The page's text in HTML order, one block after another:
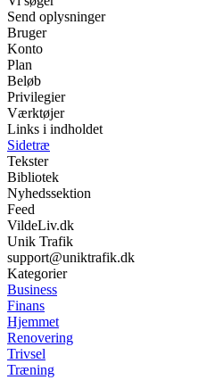
Send oplysninger
Bruger
Konto
Plan
Beløb
Privilegier
Værktøjer
Links i indholdet
Sidetræ
Tekster
Bibliotek
Nyhedssektion
Feed
VildeLiv.dk
Unik Trafik
support@uniktrafik.dk
Kategorier
Business
Finans
Hjemmet
Renovering
Trivsel
Træning